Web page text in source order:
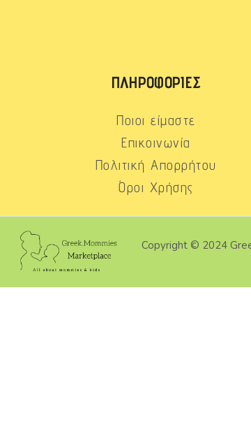
ΠΛΗΡΟΦΟΡΊΕΣ
Ποιοι είμαστε
Επικοινωνία
Πολιτική Απορρήτου
Όροι Χρήσης
Copyright © 2024